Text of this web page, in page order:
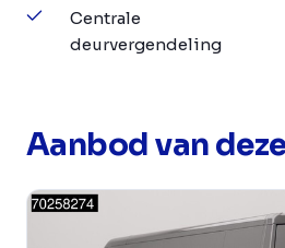
Centrale
deurvergendeling
Aanbod van